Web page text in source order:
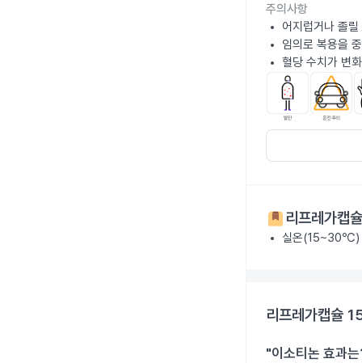
주의사항
어지럽거나 졸
임의로 복용을
혈당 수치가 변
리프레가캡
실온(15~30℃)
리프레가캡슐
"이소티논 효과